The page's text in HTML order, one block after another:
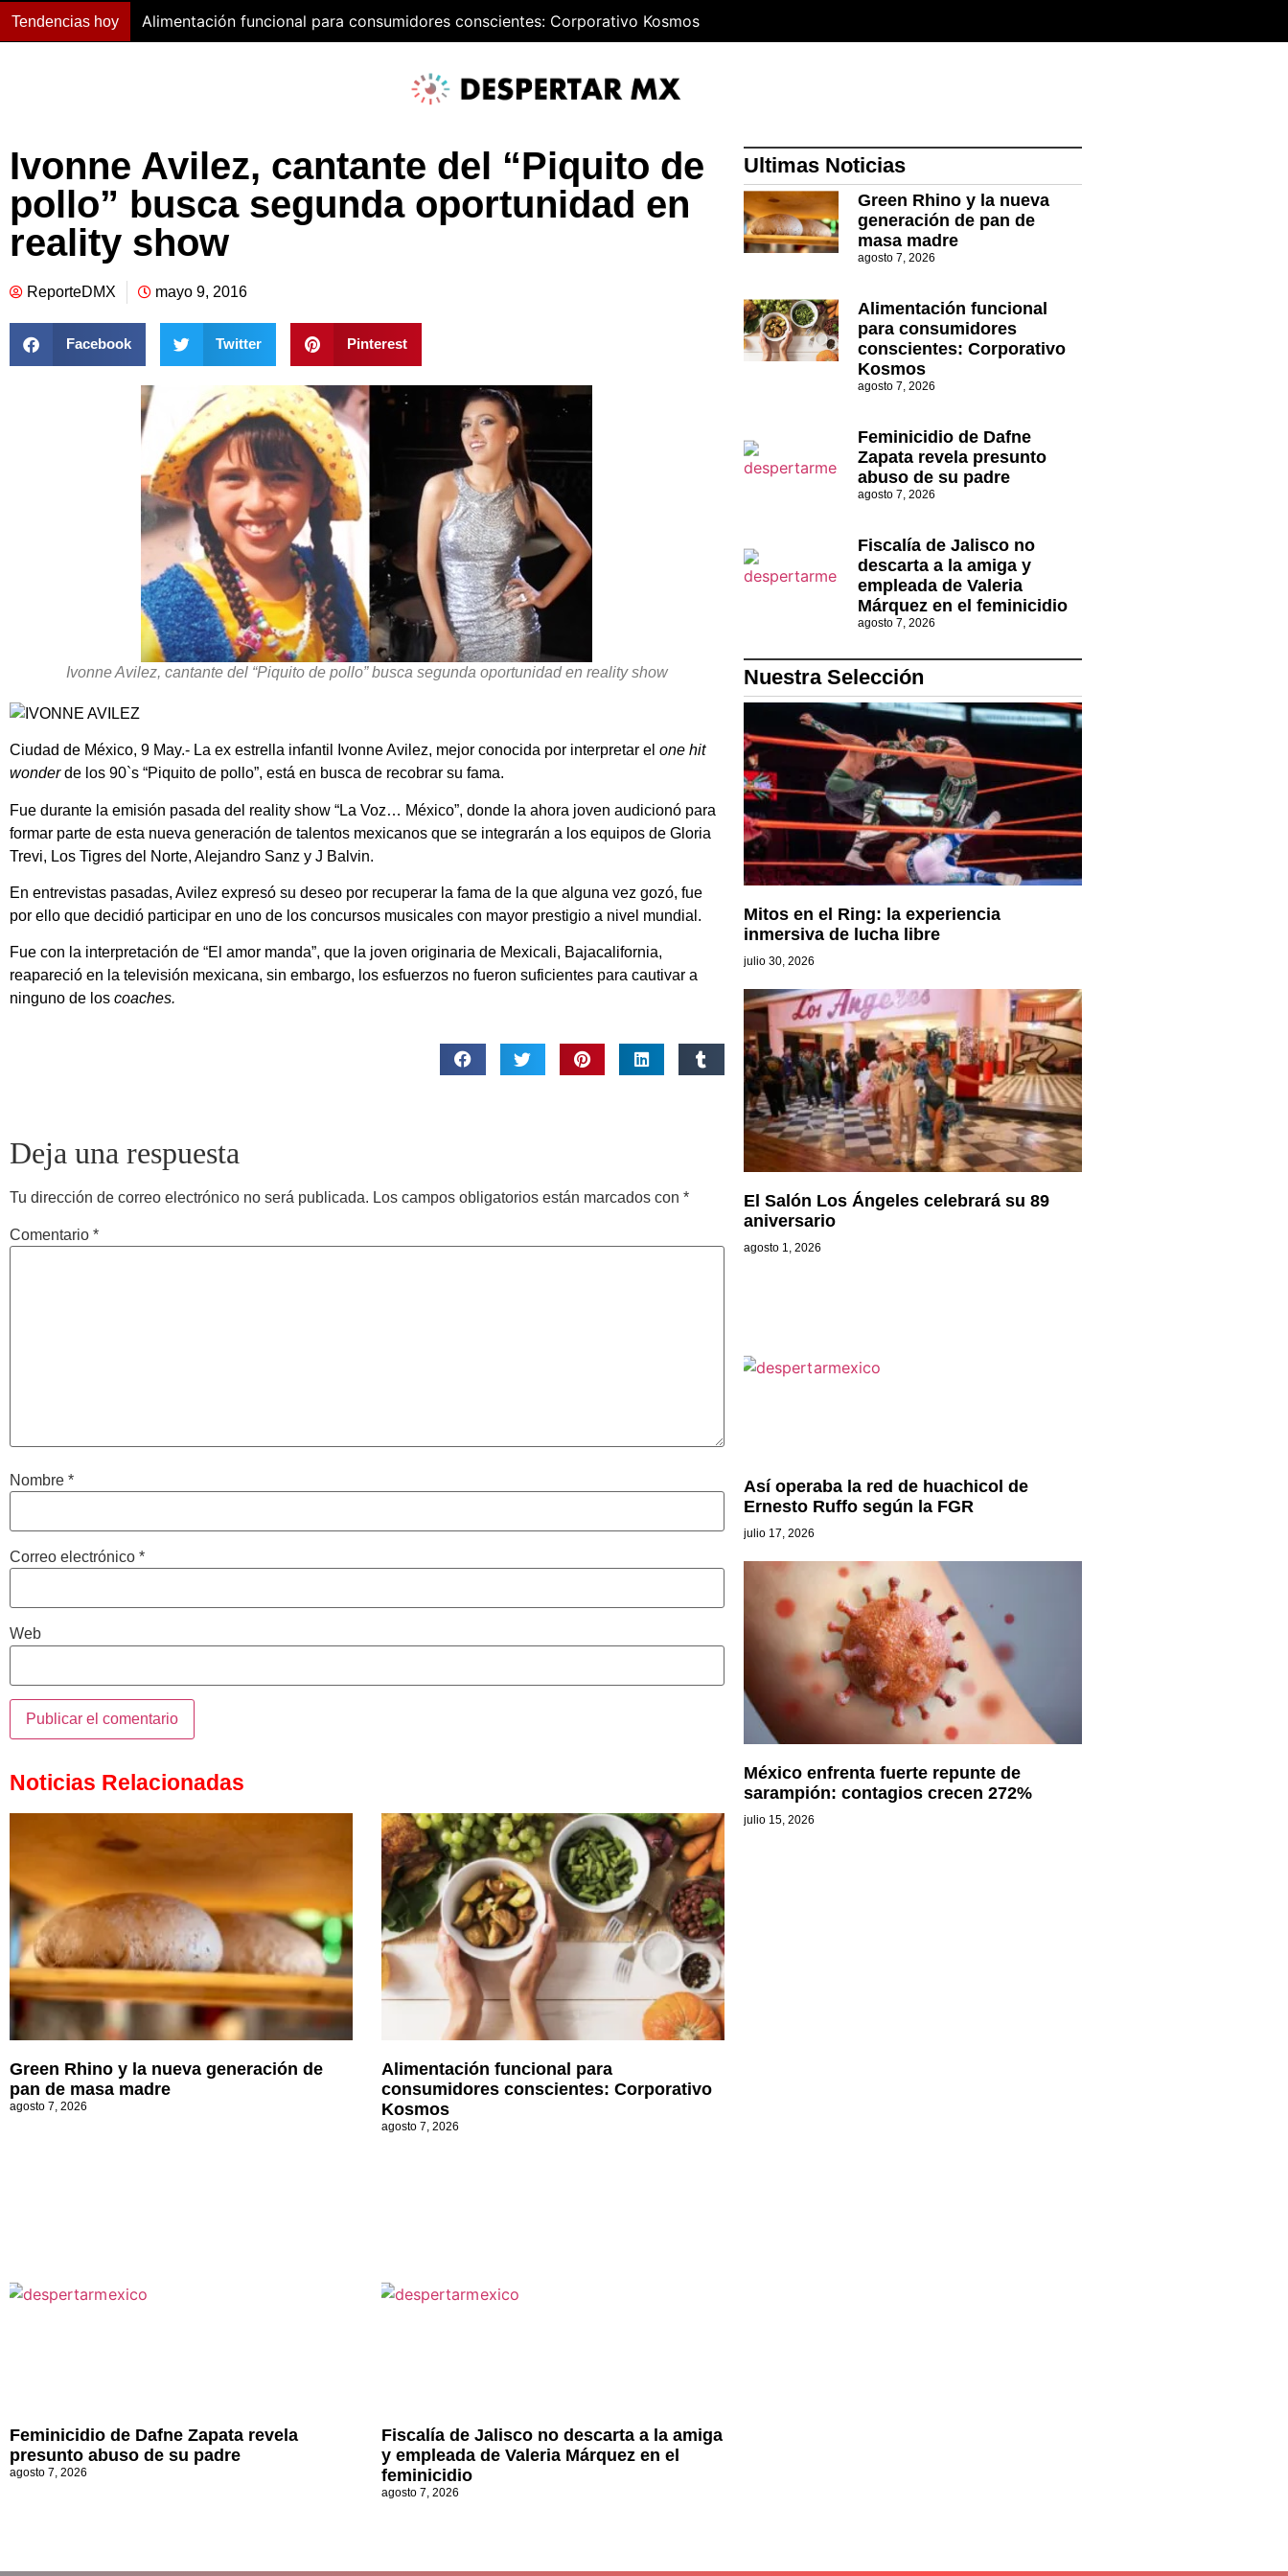
Tendencias hoy Alimentación funcional para consumidores conscientes: Corporativo Kosmos
Ivonne Avilez, cantante del “Piquito de
pollo” busca segunda oportunidad en
reality show
ReporteDMX mayo 9, 2016
Facebook Twitter Pinterest
Ivonne Avilez, cantante del “Piquito de pollo” busca segunda oportunidad en reality show
Ciudad de México, 9 May.- La ex estrella infantil Ivonne Avilez, mejor conocida por interpretar el one hit
wonderde los 90`s “Piquito de pollo”, está en busca de recobrar su fama.
Fue durante la emisión pasada del reality show “La Voz… México”, donde la ahora joven audicionó para
formar parte de esta nueva generación de talentos mexicanos que se integrarán a los equipos de Gloria
Trevi, Los Tigres del Norte, Alejandro Sanz y J Balvin.
En entrevistas pasadas, Avilez expresó su deseo por recuperar la fama de la que alguna vez gozó, fue
por ello que decidió participar en uno de los concursos musicales con mayor prestigio a nivel mundial.
Fue con la interpretación de “El amor manda”, que la joven originaria de Mexicali, Bajacalifornia,
reapareció en la televisión mexicana, sin embargo, los esfuerzos no fueron suficientes para cautivar a
ninguno de los coaches.
Deja una respuesta
Tu dirección de correo electrónico no será publicada. Los campos obligatorios están marcados con *
Comentario *
Nombre *
Correo electrónico *
Web
Noticias Relacionadas
Green Rhino y la nueva generación de
pan de masa madre
agosto 7, 2026
Alimentación funcional para
consumidores conscientes: Corporativo
Kosmos
agosto 7, 2026
Feminicidio de Dafne Zapata revela
presunto abuso de su padre
agosto 7, 2026
Fiscalía de Jalisco no descarta a la amiga
y empleada de Valeria Márquez en el
feminicidio
agosto 7, 2026
Ultimas Noticias
Green Rhino y la nueva
generación de pan de
masa madre
agosto 7, 2026
Alimentación funcional
para consumidores
conscientes: Corporativo
Kosmos
agosto 7, 2026
Feminicidio de Dafne
Zapata revela presunto
abuso de su padre
agosto 7, 2026
Fiscalía de Jalisco no
descarta a la amiga y
empleada de Valeria
Márquez en el feminicidio
agosto 7, 2026
Nuestra Selección
Mitos en el Ring: la experiencia
inmersiva de lucha libre
julio 30, 2026
El Salón Los Ángeles celebrará su 89
aniversario
agosto 1, 2026
Así operaba la red de huachicol de
Ernesto Ruffo según la FGR
julio 17, 2026
México enfrenta fuerte repunte de
sarampión: contagios crecen 272%
julio 15, 2026